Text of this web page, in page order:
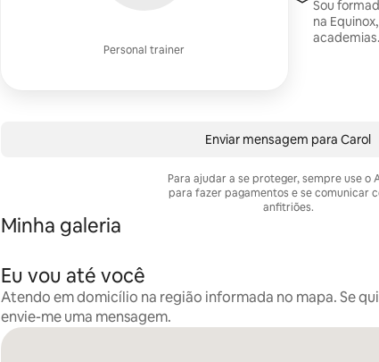
Personal trainer
Sou
na
academias.
Enviar mensagem para Carol
Para ajudar a se proteger, sempre use o
para fazer pagamentos e se comunicar
anfitriões.
Minha galeria
Eu vou até você
Atendo em domicílio na região informada no mapa. Se
envie-me uma mensagem.